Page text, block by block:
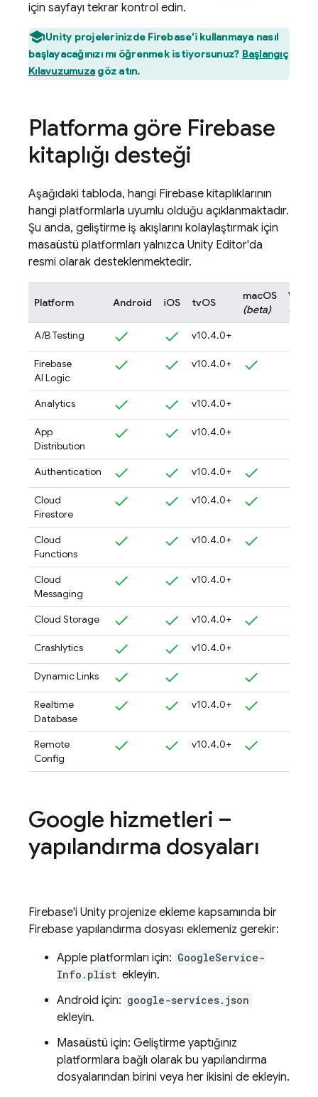
için sayfayı tekrar kontrol edin.
Unity projelerinizde Firebase'i kullanmaya nasıl
başlayacağınızı mı öğrenmek istiyorsunuz? Başlangıç
Kılavuzumuza göz atın.
Platforma göre Firebase
kitaplığı desteği
Aşağıdaki tabloda, hangi Firebase kitaplıklarının
hangi platformlarla uyumlu olduğu açıklanmaktadır.
Şu anda, geliştirme iş akışlarını kolaylaştırmak için
masaüstü platformları yalnızca Unity Editor'da
resmi olarak desteklenmektedir.
Platform Android iOS tvOS
macOS
(beta)
(beta)
A/B Testing
v10.4.0+
Firebase
AI Logic
v10.4.0+
Analytics v10.4.0+
App
Distribution
v10.4.0+
Authentication v10.4.0+
Cloud
Firestore
v10.4.0+
Cloud
Functions
v10.4.0+
Cloud
Messaging
v10.4.0+
Cloud Storage v10.4.0+
Crashlytics v10.4.0+
Dynamic Links
Realtime
Database
v10.4.0+
Remote
Config
v10.4.0+
Google hizmetleri –
yapılandırma dosyaları
Firebase'i Unity projenize ekleme kapsamında bir
Firebase yapılandırma dosyası eklemeniz gerekir:
Apple platformları için: GoogleService-
Info.plist ekleyin.
Android için: google-services.json
ekleyin.
Masaüstü için: Geliştirme yaptığınız
platformlara bağlı olarak bu yapılandırma
dosyalarından birini veya her ikisini de ekleyin.